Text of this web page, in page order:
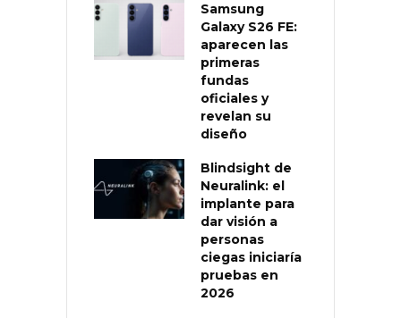
Samsung
Galaxy S26 FE:
aparecen las
primeras
fundas
oficiales y
revelan su
diseño
Blindsight de
Neuralink: el
implante para
dar visión a
personas
ciegas iniciaría
pruebas en
2026